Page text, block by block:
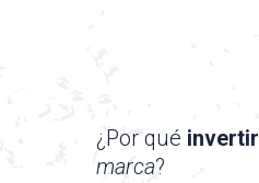
¿Por qué invertir
marca?